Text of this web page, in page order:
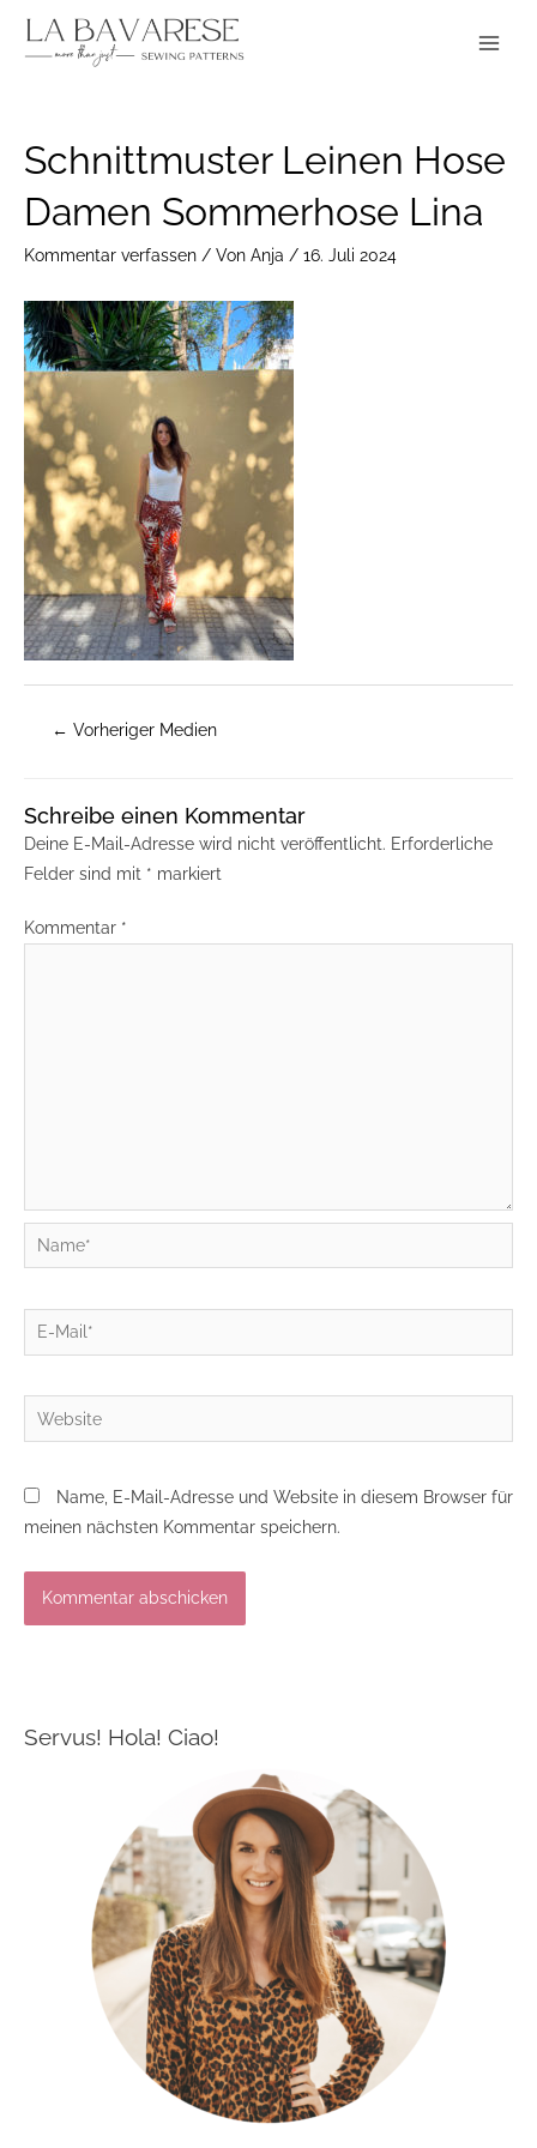
Inhalt
Schnittmuster Leinen Hose
Damen Sommerhose Lina
Kommentar verfassen / Von Anja / 16. Juli 2024
navigation
← Vorheriger Medien
Schreibe einen Kommentar
Deine E-Mail-Adresse wird nicht veröffentlicht. Erforderliche
Felder sind mit * markiert
Kommentar *
Name*
E-
Mail*
Website
Name, E-Mail-Adresse und Website in diesem Browser für
meinen nächsten Kommentar speichern.
Servus! Hola! Ciao!